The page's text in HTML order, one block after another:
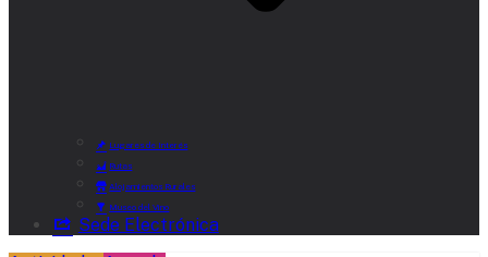
Lugares de Interés
Rutas
Alojamientos Rurales
Museo del Vino
Sede Electrónica